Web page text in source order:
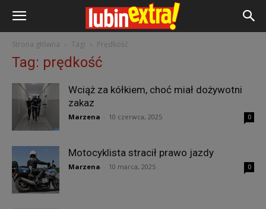
Strona główna Tagi Prędkość
Tag: prędkość
Wciąż za kółkiem, choć miał dożywotni
zakaz
Marzena 10 czerwca, 2025 0
Motocyklista stracił prawo jazdy
Marzena 10 marca, 2025 0